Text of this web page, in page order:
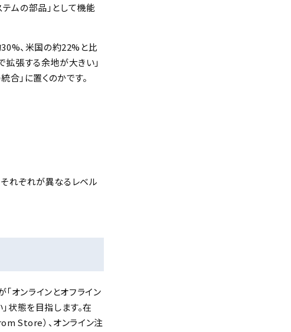
テムの部品」として機能
、米国の約22%と比
拡張する余地が大きい」
合」に置くのかです。
れぞれが異なるレベル
オンラインとオフライン
状態を目指します。在
Store）、オンライン注